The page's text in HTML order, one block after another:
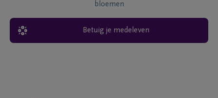
bloemen
Betuig je medeleven